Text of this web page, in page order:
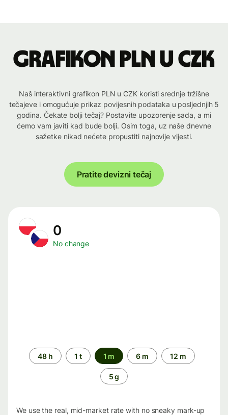
Grafikon PLN u CZK
Naš interaktivni grafikon PLN u CZK koristi srednje tržišne
tečajeve i omogućuje prikaz povijesnih podataka u posljednjih 5
godina. Čekate bolji tečaj? Postavite upozorenje sada, a mi
ćemo vam javiti kad bude bolji. Osim toga, uz naše dnevne
sažetke nikad nećete propustiti najnovije vijesti.
Pratite devizni tečaj
0
No change
Time
period
48 h 1 t 1 m 6 m 12 m
5 g
We use the real, mid-market rate with no sneaky mark-up